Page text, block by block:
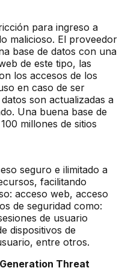
para ingreso a
malicioso. El proveedor
base de datos con una
de este tipo, las
los accesos de los
en caso de ser
son actualizadas a
Una buena base de
millones de sitios
seguro e ilimitado a
facilitando
acceso web, acceso
de seguridad como:
de usuario
dispositivos de
entre otros.
Threat